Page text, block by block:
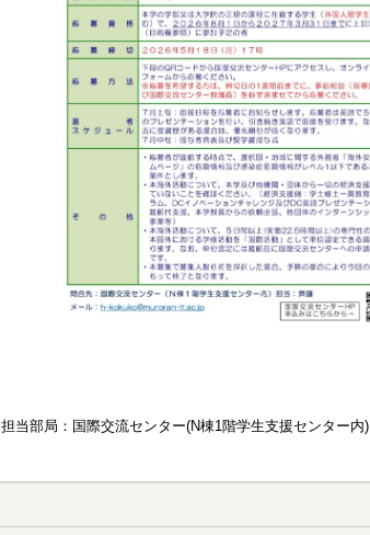
担当部局：国際交流センター(N棟1階学生支援センター内)